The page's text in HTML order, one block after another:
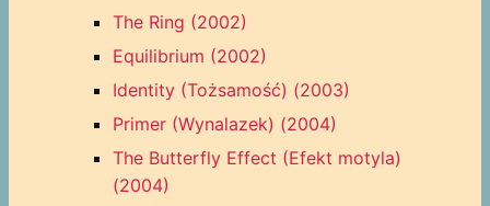
The Ring (2002)
Equilibrium (2002)
Identity (Tożsamość) (2003)
Primer (Wynalazek) (2004)
The Butterfly Effect (Efekt motyla)
(2004)